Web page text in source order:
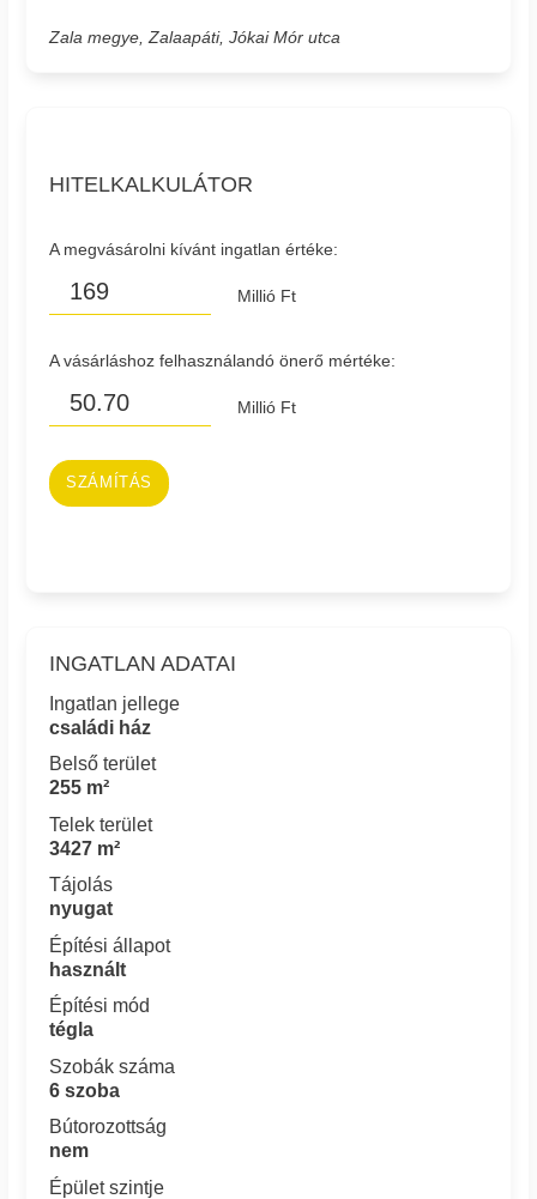
Zala megye, Zalaapáti, Jókai Mór utca
HITELKALKULÁTOR
A megvásárolni kívánt ingatlan értéke:
Millió Ft
A vásárláshoz felhasználandó önerő mértéke:
Millió Ft
SZÁMÍTÁS
INGATLAN ADATAI
Ingatlan jellege
családi ház
Belső terület
255 m²
Telek terület
3427 m²
Tájolás
nyugat
Építési állapot
használt
Építési mód
tégla
Szobák száma
6 szoba
Bútorozottság
nem
Épület szintje